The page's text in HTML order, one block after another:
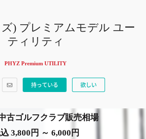
) プレミアムモデル ユー
ティリティ
PHYZ Premium UTILITY
持っている 欲しい
古ゴルフクラブ販売相場
3,800円 ～ 6,000円